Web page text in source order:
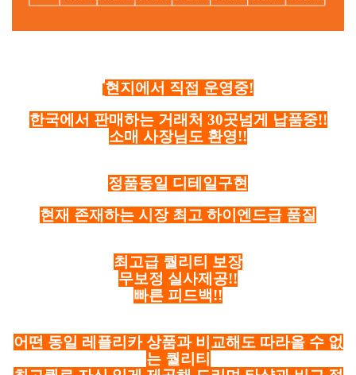
현지에서 직접 운영중!
한국에서 판매하는 거래처 30곳넘게 납품중!!
소매 사장님도 환영!!
정품동일 디테일구현
현재 존재하는 시장 최고 하이엔드급 품질
최고급 퀄리티 보장
무보정 실사제공!!
빠른 피드백!!
어떤 동일 레플리카 상품과 비교해도 따라올 수 없
는 퀄리티